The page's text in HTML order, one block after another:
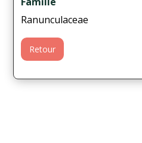
Ranunculaceae
Retour